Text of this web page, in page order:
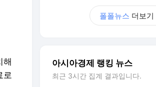
해
로
폴폴뉴스 더보기
아시아경제 랭킹 뉴스
최근 3시간 집계 결과입니다.